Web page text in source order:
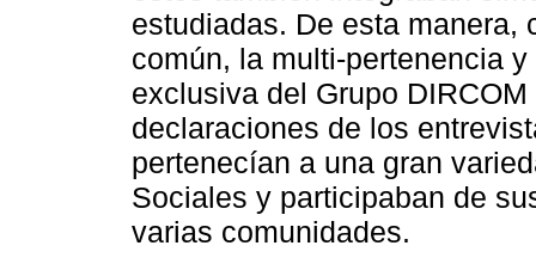
estudiadas. De esta manera,
común, la multi-pertenencia
exclusiva del Grupo
declaraciones de los
pertenecían a una gran
Sociales y participaban de
varias comunidades.